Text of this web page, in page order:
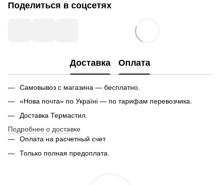
Поделиться в соцсетях
Доставка Оплата
Самовывоз с магазина — бесплатно.
«Нова почта» по Україні — по тарифам перевозчика.
Доставка Термастил.
Подробнее о доставке
Оплата на расчетный счет
Только полная предоплата.